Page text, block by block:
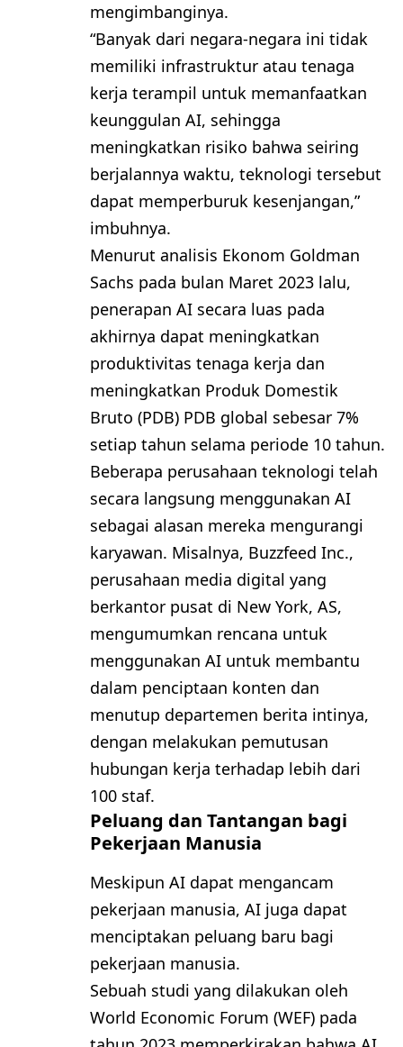
mengimbanginya.
“Banyak dari negara-negara ini tidak
memiliki infrastruktur atau tenaga
kerja terampil untuk memanfaatkan
keunggulan AI, sehingga
meningkatkan risiko bahwa seiring
berjalannya waktu, teknologi tersebut
dapat memperburuk kesenjangan,”
imbuhnya.
Menurut analisis Ekonom Goldman
Sachs pada bulan Maret 2023 lalu,
penerapan AI secara luas pada
akhirnya dapat meningkatkan
produktivitas tenaga kerja dan
meningkatkan Produk Domestik
Bruto (PDB) PDB global sebesar 7%
setiap tahun selama periode 10 tahun.
Beberapa perusahaan teknologi telah
secara langsung menggunakan AI
sebagai alasan mereka mengurangi
karyawan. Misalnya, Buzzfeed Inc.,
perusahaan media digital yang
berkantor pusat di New York, AS,
mengumumkan rencana untuk
menggunakan AI untuk membantu
dalam penciptaan konten dan
menutup departemen berita intinya,
dengan melakukan pemutusan
hubungan kerja terhadap lebih dari
100 staf.
Peluang dan Tantangan bagi
Pekerjaan Manusia
Meskipun AI dapat mengancam
pekerjaan manusia, AI juga dapat
menciptakan peluang baru bagi
pekerjaan manusia.
Sebuah studi yang dilakukan oleh
World Economic Forum (WEF) pada